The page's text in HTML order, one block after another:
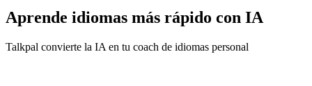
Aprende idiomas más rápido con IA
Talkpal convierte la IA en tu coach de idiomas personal